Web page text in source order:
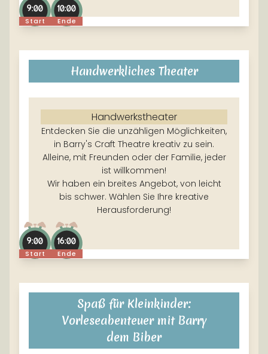
Start
9:00
Ende
10:00
Handwerkliches Theater
Handwerkstheater
Entdecken Sie die unzähligen Möglichkeiten,
in Barry's Craft Theatre kreativ zu sein.
Alleine, mit Freunden oder der Familie, jeder
ist willkommen!
Wir haben ein breites Angebot, von leicht
bis schwer. Wählen Sie Ihre kreative
Herausforderung!
Start
9:00
Ende
16:00
Spaß für Kleinkinder:
Vorleseabenteuer mit Barry
dem Biber